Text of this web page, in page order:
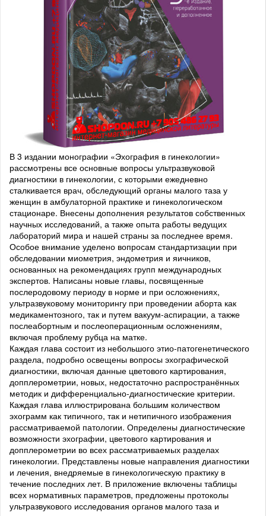
В 3 издании монографии «Эхография в гинекологии»
рассмотрены все основные вопросы ультразвуковой
диагностики в гинекологии, с которыми ежедневно
сталкивается врач, обследующий органы малого таза у
женщин в амбулаторной практике и гинекологическом
стационаре. Внесены дополнения результатов собственных
научных исследований, а также опыта работы ведущих
лабораторий мира и нашей страны за последнее время.
Особое внимание уделено вопросам стандартизации при
обследовании миометрия, эндометрия и яичников,
основанных на рекомендациях групп международных
экспертов. Написаны новые главы, посвященные
послеродовому периоду в норме и при осложнениях,
ультразвуковому мониторингу при проведении аборта как
медикаментозного, так и путем вакуум-аспирации, а также
послеабортным и послеоперационным осложнениям,
включая проблему рубца на матке.
Каждая глава состоит из небольшого этио-патогенетического
раздела, подробно освещены вопросы эхографической
диагностики, включая данные цветового картирования,
допплерометрии, новых, недостаточно распространённых
методик и дифференциально-диагностические критерии.
Каждая глава иллюстрирована большим количеством
эхограмм как типичного, так и нетипичного изображения
рассматриваемой патологии. Определены диагностические
возможности эхографии, цветового картирования и
допплерометрии во всех рассматриваемых разделах
гинекологии. Представлены новые направления диагностики
и лечения, внедряемые в гинекологическую практику в
течение последних лет. В приложение включены таблицы
всех нормативных параметров, предложены протоколы
ультразвукового исследования органов малого таза и